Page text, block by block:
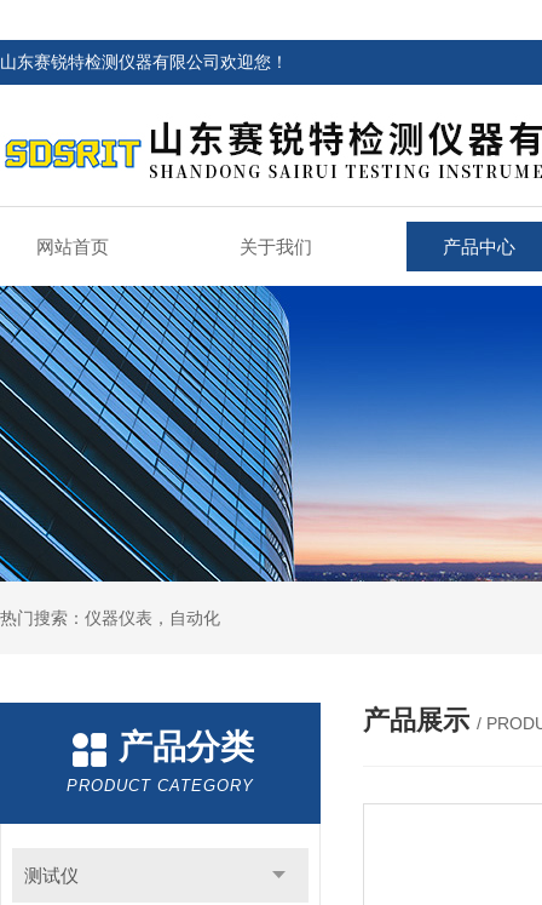
山东赛锐特检测仪器有限公司欢迎您！
网站首页 关于我们 产品中心
热门搜索：仪器仪表，自动化
产品分类
PRODUCT CATEGORY
测试仪
产品展示 /